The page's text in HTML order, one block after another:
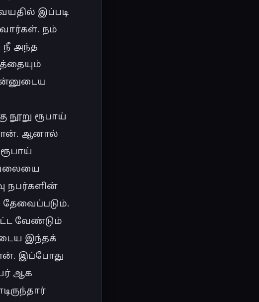
இப்படி
நம்
நீ அந்த
ரூபாய்
ஆனால்
நபர்களின்
வேண்டும்
இந்தக்
இப்போது
ஆக